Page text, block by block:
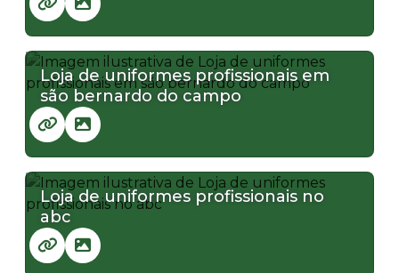
Loja de uniformes profissionais em
são bernardo do campo
Loja de uniformes profissionais no
abc